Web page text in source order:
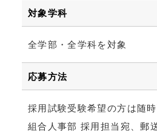
対象学科
全学部・全学科を対象
応募方法
採用試験受験希望の方は随
組合人事部 採用担当宛、郵